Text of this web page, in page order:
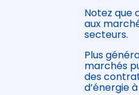
Notez que
aux
secteurs.
Plus
marchés
des
d’énergie